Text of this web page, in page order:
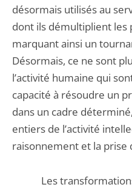
désormais utilisés au
dont ils démultiplient les
marquant ainsi un
Désormais, ce ne sont
l’activité humaine qui
capacité à résoudre un
dans un cadre
entiers de l’activité
raisonnement et la prise
Les transformations